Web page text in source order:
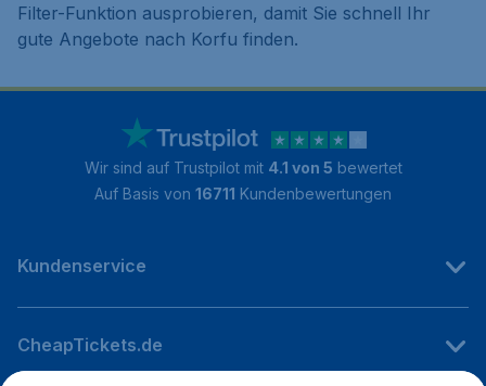
Filter-Funktion ausprobieren, damit Sie schnell Ihr
gute Angebote nach Korfu finden.
Wir sind auf Trustpilot mit 4.1 von 5 bewertet
Auf Basis von 16711 Kundenbewertungen
Kundenservice
CheapTickets.de